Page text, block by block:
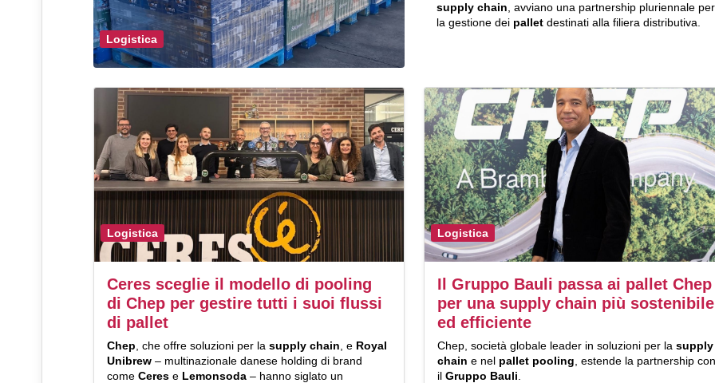
Logistica
supply chain, avviano una partnership pluriennale per
la gestione dei palletdestinati alla filiera distributiva.
Logistica
Ceres sceglie il modello di pooling
di Chep per gestire tutti i suoi flussi
di pallet
Chep , che offre soluzioni per la supply chain , e Royal
Unibrew – multinazionale danese holding di brand
come Ceres e Lemonsoda – hanno siglato un
Logistica
Il Gruppo Bauli passa ai pallet Chep
per una supply chain più sostenibile
ed efficiente
Chep, società globale leader in soluzioni per la supply
chain e nel pallet pooling , estende la partnership con
il Gruppo Bauli